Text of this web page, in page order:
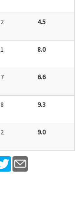
2 4.5
1 8.0
7 6.6
8 9.3
2 9.0